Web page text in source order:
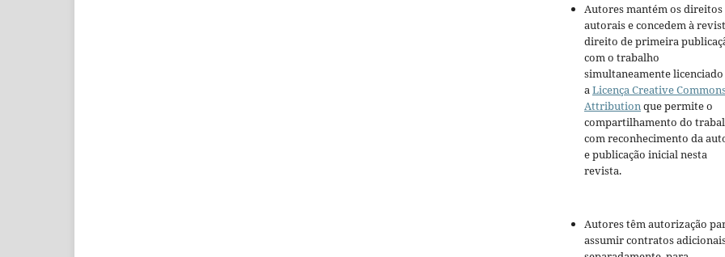
Autores mantém os direitos
autorais e concedem à
direito de primeira
com o trabalho
simultaneamente
aLicença Creative
Attributionque permite o
compartilhamento do
com reconhecimento da
e publicação inicial nesta
revista.
Autores têm autorização
assumir contratos